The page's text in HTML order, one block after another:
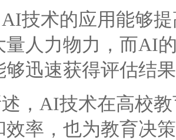
术的应用能够提
量人力物力，而AI
够迅速获得评估结
AI技术在高校教
效率，也为教育决